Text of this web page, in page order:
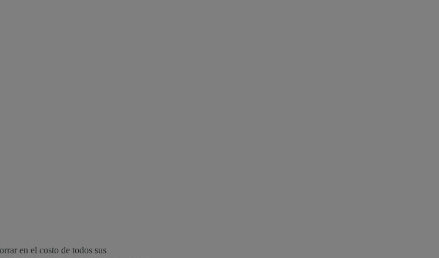
en el costo de todos sus